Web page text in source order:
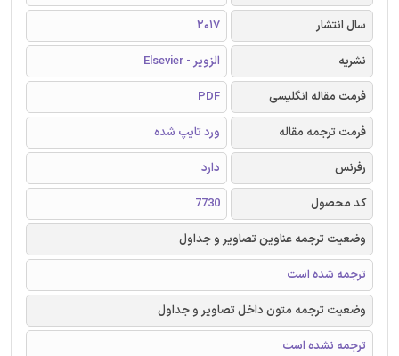
سال انتشار
2017
نشریه
الزویر - Elsevier
فرمت مقاله انگلیسی
PDF
فرمت ترجمه مقاله
ورد تایپ شده
رفرنس
دارد
کد محصول
7730
وضعیت ترجمه عناوین تصاویر و جداول
ترجمه شده است
وضعیت ترجمه متون داخل تصاویر و جداول
ترجمه نشده است